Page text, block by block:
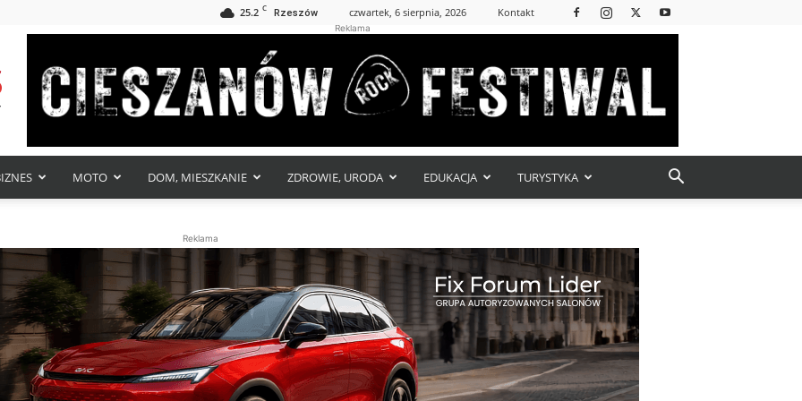
25.2 C Rzeszów czwartek, 6 sierpnia, 2026 Kontakt
Reklama
MOTO DOM, MIESZKANIE ZDROWIE, URODA EDUKACJA TURYSTYKA
Reklama